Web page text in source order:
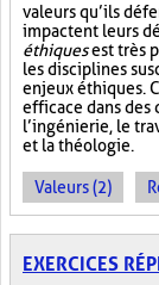
valeurs qu’ils
impactent leurs
éthiquesest très
les disciplines
enjeux éthiques.
efficace dans des
l’ingénierie, le
et la théologie.
Valeurs (2)
EXERCICES